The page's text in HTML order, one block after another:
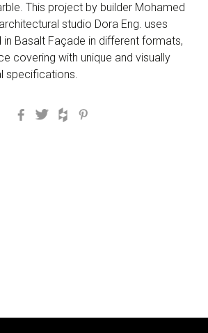
This project by builder Mohamed
studio Dora Eng. uses
Basalt Façade in different formats,
covering with unique and visually
specifications.
Facebook
TwitterHouzz